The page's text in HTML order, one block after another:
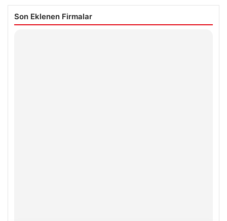
Son Eklenen Firmalar